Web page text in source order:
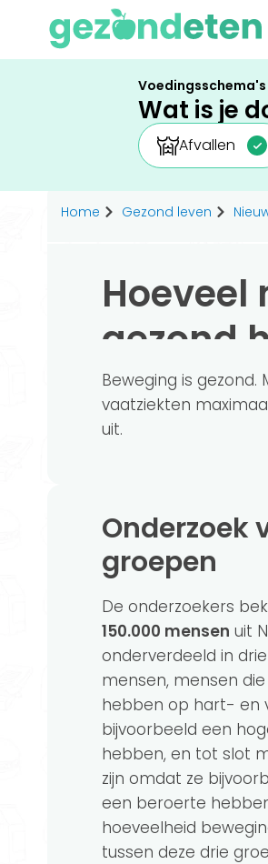
Wat is je
Afvallen
Home Gezond leven
Hoeveel
gezond
Beweging is
vaatziekten
uit.
Onderzoek van drie
groepen
De onderzoekers
150.000 mensen uit
onderverdeeld in
mensen, mensen
hebben op hart- en
bijvoorbeeld een
hebben, en tot slot
zijn omdat ze
een beroerte
hoeveelheid
tussen deze drie